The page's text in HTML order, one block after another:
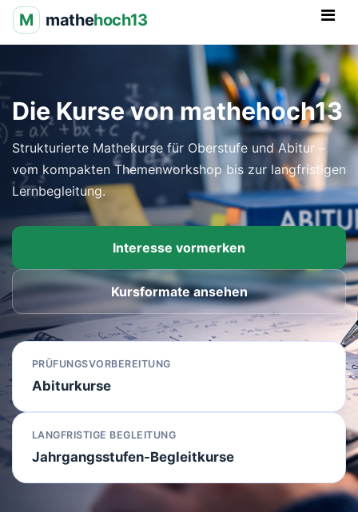
M mathehoch13
Die Kurse von mathehoch13
Strukturierte Mathekurse für Oberstufe und Abitur –
vom kompakten Themenworkshop bis zur langfristigen
Lernbegleitung.
Interesse vormerken
Kursformate ansehen
PRÜFUNGSVORBEREITUNG
Abiturkurse
LANGFRISTIGE BEGLEITUNG
Jahrgangsstufen-Begleitkurse